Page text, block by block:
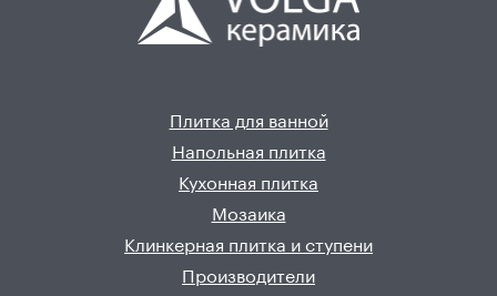
Плитка для ванной
Напольная плитка
Кухонная плитка
Мозаика
Клинкерная плитка и ступени
Производители